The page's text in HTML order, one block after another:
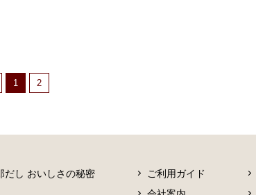
1 2
だし おいしさの秘密
ご利用ガイド